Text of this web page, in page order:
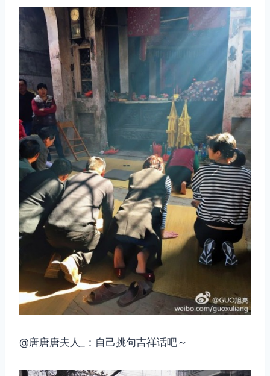
@唐唐唐夫人_：自己挑句吉祥话吧～